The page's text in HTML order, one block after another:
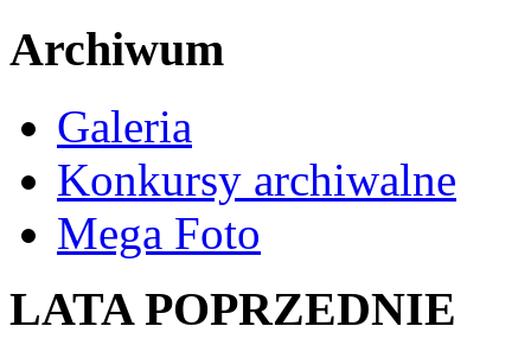
Archiwum
Galeria
Konkursy archiwalne
Mega Foto
LATA POPRZEDNIE